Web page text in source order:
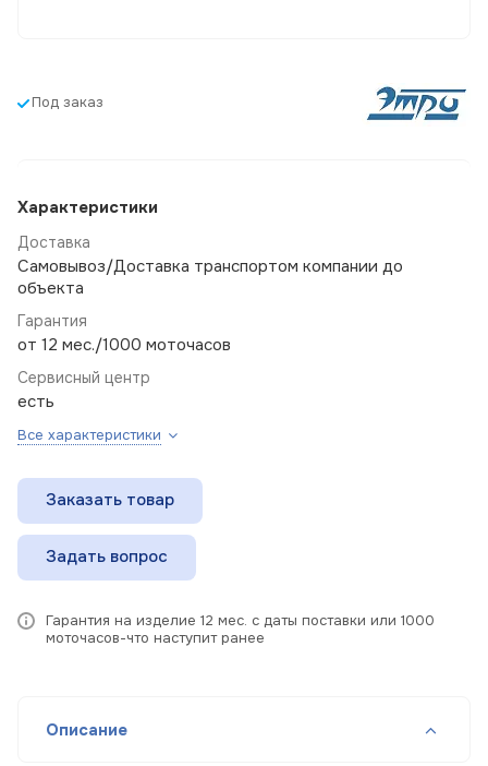
Под заказ
Характеристики
Доставка
Самовывоз/Доставка транспортом компании до
объекта
Гарантия
от 12 мес./1000 моточасов
Сервисный центр
есть
Все характеристики
Заказать товар
Задать вопрос
Гарантия на изделие 12 мес. с даты поставки или 1000
моточасов-что наступит ранее
Описание